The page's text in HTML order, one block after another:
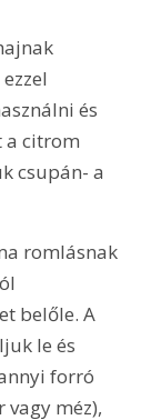
és
a citrom
csupán- a
romlásnak
belőle. A
le és
forró
vagy méz),